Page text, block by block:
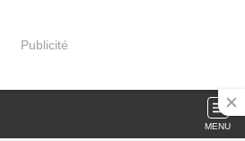
Publicité
MENU